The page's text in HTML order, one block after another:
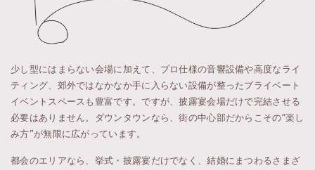
少し型にはまらない会場に加えて、プロ仕様の音響設備や高度なライ
ティング、郊外ではなかなか手に入らない設備が整ったプライベート
イベントスペースも豊富です。ですが、披露宴会場だけで完結させる
必要はありません。ダウンタウンなら、街の中心部だからこその“楽し
み方”が無限に広がっています。
都会のエリアなら、挙式・披露宴だけでなく、結婚にまつわるさまざ